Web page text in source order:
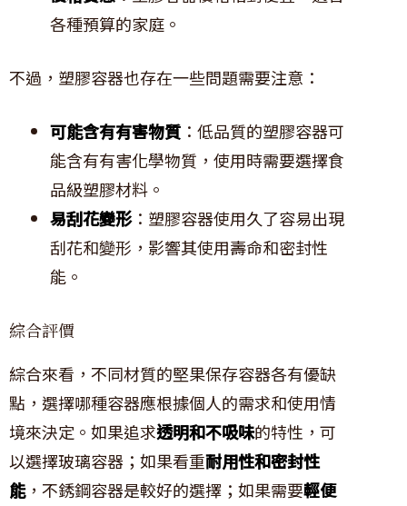
各種預算的家庭。
不過，塑膠容器也存在一些問題需要注意：
可能含有有害物質 ：低品質的塑膠容器可
能含有有害化學物質，使用時需要選擇食
品級塑膠材料。
易刮花變形：塑膠容器使用久了容易出現
刮花和變形，影響其使用壽命和密封性
能。
綜合評價
綜合來看，不同材質的堅果保存容器各有優缺
點，選擇哪種容器應根據個人的需求和使用情
境來決定。如果追求透明和不吸味的特性，可
以選擇玻璃容器；如果看重耐用性和密封性
能，不銹鋼容器是較好的選擇；如果需要輕便